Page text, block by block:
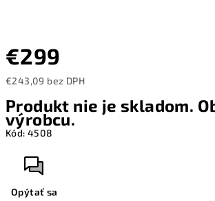
€299
€243,09 bez DPH
cena:
Produkt nie je skladom.
výrobcu.
Kód: 4508
Opýtať sa